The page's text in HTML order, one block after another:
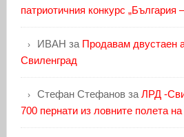
патриотичния конкурс „България
ИВАН за Продавам двустаен
Свиленград
Стефан Стефановза ЛРД -
700 пернати из ловните полета